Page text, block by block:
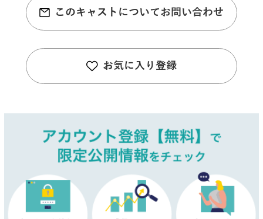
このキャストについてお問い合わせ
お気に入り登録